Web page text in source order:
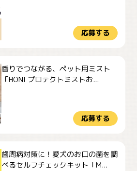
応募する
香りでつながる、ペット用ミスト
「HONI プロテクトミストお...
応募する
歯周病対策に！愛犬のお口の菌を調
べるセルフチェックキット「M...